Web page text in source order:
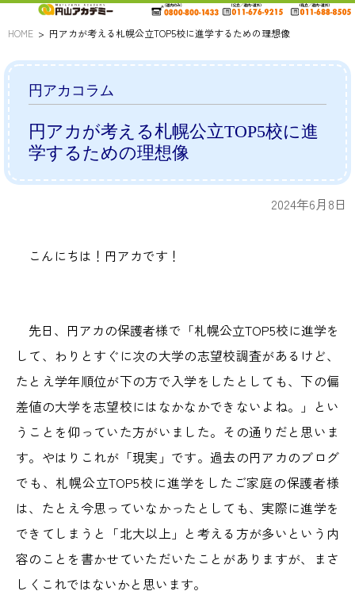
HOME 円アカが考える札幌公立TOP5校に進学するための理想像
円アカコラム
円アカが考える札幌公立TOP5校に進
学するための理想像
2024年6月8日
こんにちは！円アカです！
先日、円アカの保護者様で「札幌公立TOP5校に進学を
して、わりとすぐに次の大学の志望校調査があるけど、
たとえ学年順位が下の方で入学をしたとしても、下の偏
差値の大学を志望校にはなかなかできないよね。」とい
うことを仰っていた方がいました。その通りだと思いま
す。やはりこれが「現実」です。過去の円アカのブログ
でも、札幌公立TOP5校に進学をしたご家庭の保護者様
は、たとえ今思っていなかったとしても、実際に進学を
できてしまうと「北大以上」と考える方が多いという内
容のことを書かせていただいたことがありますが、まさ
しくこれではないかと思います。